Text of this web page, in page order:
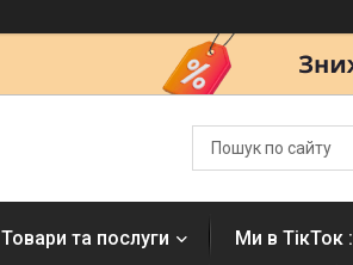
Товари та послуги Ми в ТікТок :